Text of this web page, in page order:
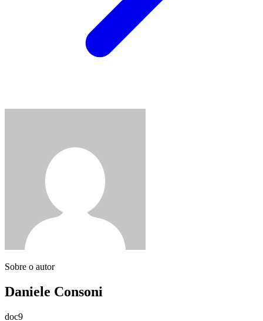
Sobre o autor
Daniele Consoni
doc9